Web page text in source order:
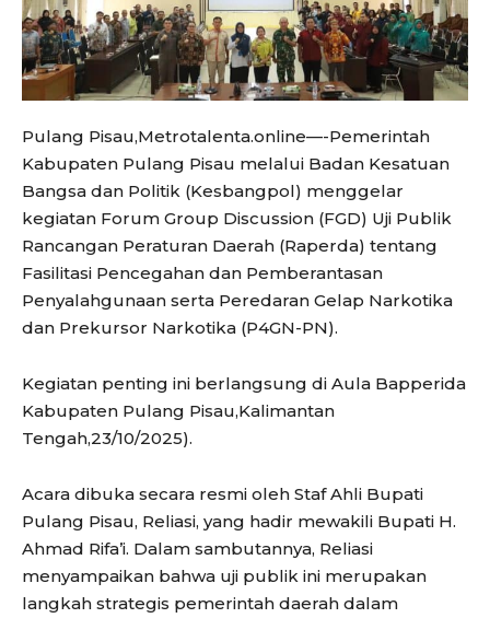
Pulang Pisau,Metrotalenta.online—-Pemerintah
Kabupaten Pulang Pisau melalui Badan Kesatuan
Bangsa dan Politik (Kesbangpol) menggelar
kegiatan Forum Group Discussion (FGD) Uji Publik
Rancangan Peraturan Daerah (Raperda) tentang
Fasilitasi Pencegahan dan Pemberantasan
Penyalahgunaan serta Peredaran Gelap Narkotika
dan Prekursor Narkotika (P4GN-PN).
Kegiatan penting ini berlangsung di Aula Bapperida
Kabupaten Pulang Pisau,Kalimantan
Tengah,23/10/2025).
Acara dibuka secara resmi oleh Staf Ahli Bupati
Pulang Pisau, Reliasi, yang hadir mewakili Bupati H.
Ahmad Rifa’i. Dalam sambutannya, Reliasi
menyampaikan bahwa uji publik ini merupakan
langkah strategis pemerintah daerah dalam